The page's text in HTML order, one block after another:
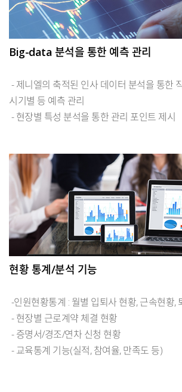
Big-data 분석을 통한 예측 관리
- 제니엘의 축적된 인사 데이터 분석을 통한
시기별 등 예측 관리
- 현장별 특성 분석을 통한 관리 포인트 제시
현황 통계/분석 기능
-인원현황통계 : 월별 입퇴사 현황, 근속현황,
- 현장별 근로계약 체결 현황
- 증명서/경조/연차 신청 현황
- 교육통계 기능(실적, 참여율, 만족도 등)